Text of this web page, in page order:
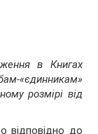
в Книгах
«єдинникам»
розмірі від
відповідно до